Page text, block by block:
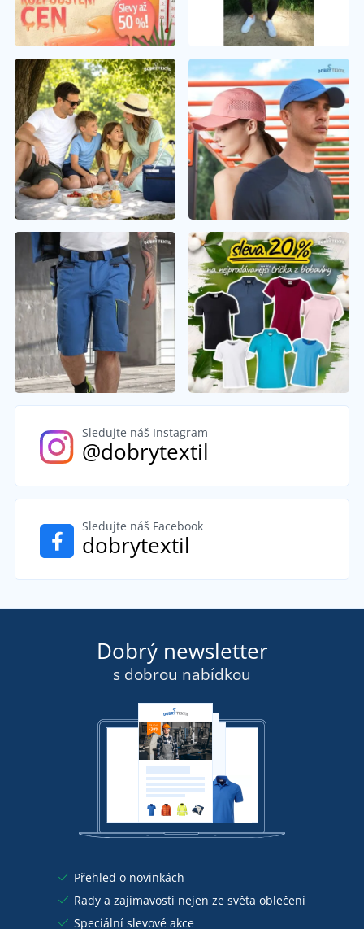
Sledujte náš Instagram
@dobrytextil
Sledujte náš Facebook
dobrytextil
Dobrý newsletter
s dobrou nabídkou
Přehled o novinkách
Rady a zajímavosti nejen ze světa oblečení
Speciální slevové akce